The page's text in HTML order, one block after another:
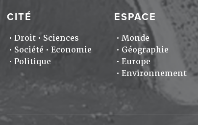
CITÉ
Droit
Sciences
Société
Economie
Politique
ESPACE
Monde
Géographie
Europe
Environnement